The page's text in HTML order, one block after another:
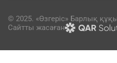
© 2025. «Өзгеріс» Барлық
Сайтты жасаған